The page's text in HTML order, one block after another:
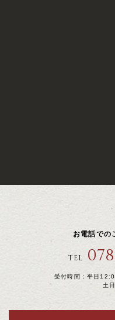
お電話での
TEL
受付時間：平日
土